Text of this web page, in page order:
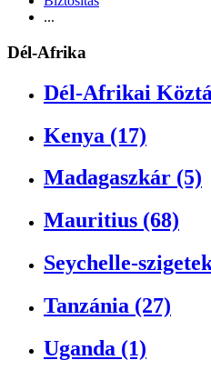
...
Dél-Afrika
Dél-Afrikai
Kenya (17)
Madagaszkár (5)
Mauritius (68)
Seychelle-
Tanzánia (27)
Uganda (1)